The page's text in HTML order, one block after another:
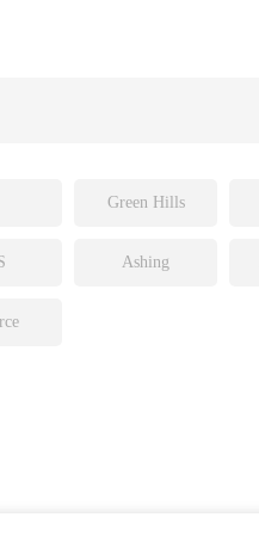
Green Hills
Ashing